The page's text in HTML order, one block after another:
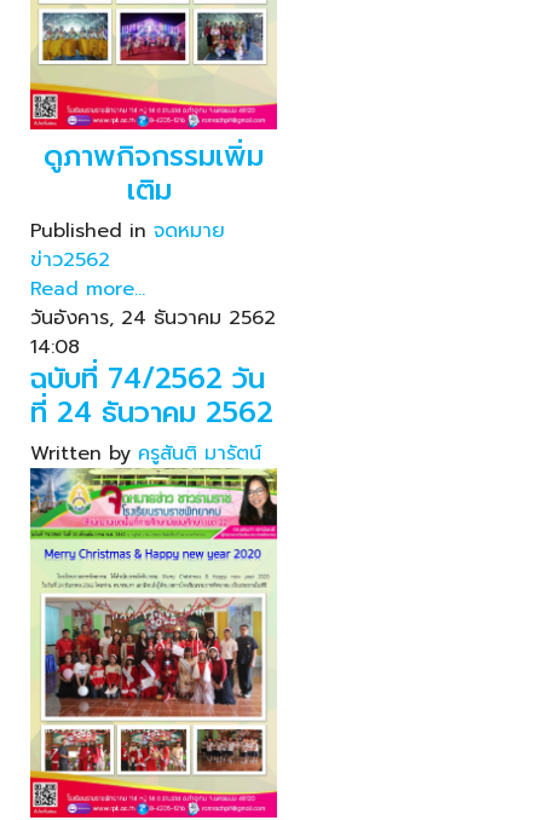
ดูภาพกิจกรรมเพิ่ม
เติม
Published in จดหมาย
ข่าว2562
Read more...
วันอังคาร, 24 ธันวาคม 2562
14:08
ฉบับที่ 74/2562 วัน
ที่ 24 ธันวาคม 2562
Written by ครูสันติ มารัตน์